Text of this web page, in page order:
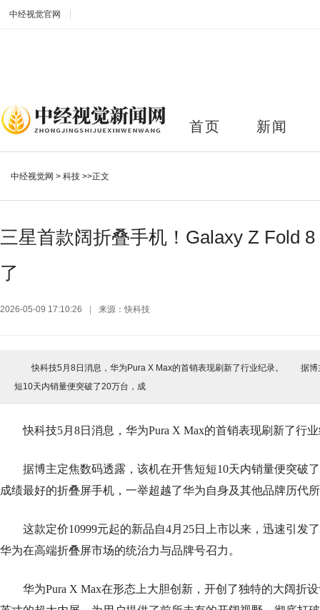
中经视觉官网
首页 新闻
中经视觉网 > 科技 >>正文
三星首款阔折叠手机！Galaxy Z Fold
了
2026-05-09 17:10:26 来源：快科技
快科技5月8日消息，华为Pura X Max的首销表现刷新了行业纪录。 据博
短10天内销量便突破了20万台，成
快科技5月8日消息，华为Pura X Max的首销表现刷新了行业
据博主定焦数码透露，该机在开售短短10天内销量便突破了
成绩最好的折叠屏手机，一举超越了华为自身及其他品牌历代
这款定价10999元起的新品自4月25日上市以来，迅速引发
华为在高端折叠屏市场的统治力与品牌号召力。
华为Pura X Max在形态上大胆创新，开创了独特的大阔折设